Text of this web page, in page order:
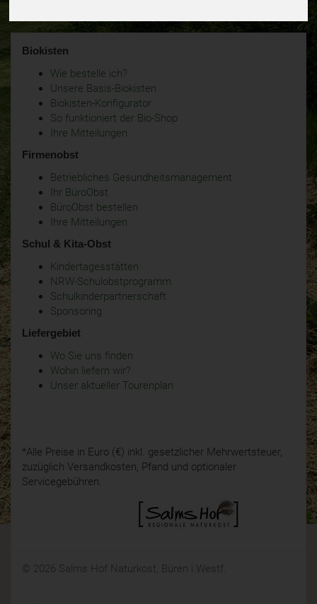
Biokisten
Wie bestelle ich?
Unsere Basis-Biokisten
Biokisten-Konfigurator
So funktioniert der Bio-Shop
Ihre Mitteilungen
Firmenobst
Betriebliches Gesundheitsmanagement
Ihr BüroObst
BüroObst bestellen
Ihre Mitteilungen
Schul & Kita-Obst
Kindertagesstätten
NRW-Schulobstprogramm
Schulkinderpartnerschaft
Sponsoring
Liefergebiet
Wo Sie uns finden
Wohin liefern wir?
Unser aktueller Tourenplan
*Alle Preise in Euro (€) inkl. gesetzlicher Mehrwertsteuer,
zuzüglich Versandkosten, Pfand und optionaler
Servicegebühren.
© 2026 Salms Hof Naturkost, Büren i.Westf.